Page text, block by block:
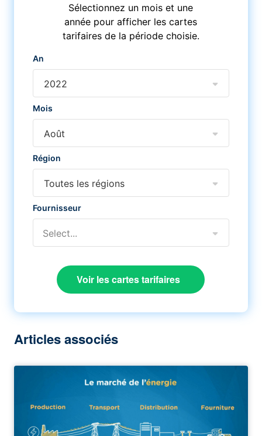
Sélectionnez un mois et une
année pour afficher les cartes
tarifaires de la période choisie.
An
2022
Mois
Août
Région
Toutes les régions
Fournisseur
Select...
Voir les cartes tarifaires
Articles associés